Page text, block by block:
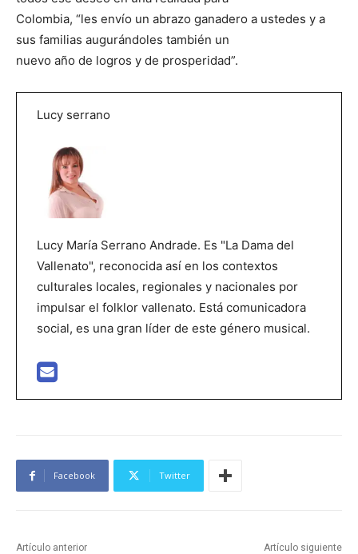
Colombia, “les envío un abrazo ganadero a ustedes y a
sus familias augurándoles también un
nuevo año de logros y de prosperidad”.
Lucy serrano
Lucy María Serrano Andrade. Es "La Dama del
Vallenato", reconocida así en los contextos
culturales locales, regionales y nacionales por
impulsar el folklor vallenato. Está comunicadora
social, es una gran líder de este género musical.
Facebook Twitter
Artículo anterior Artículo siguiente